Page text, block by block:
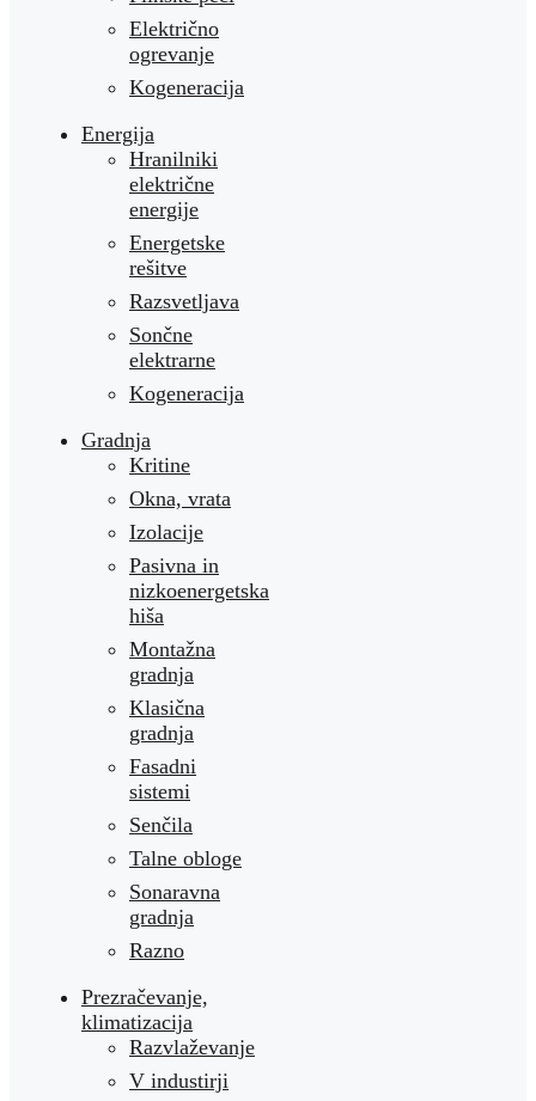
Električno
ogrevanje
Kogeneracija
Energija
Hranilniki
električne
energije
Energetske
rešitve
Razsvetljava
Sončne
elektrarne
Kogeneracija
Gradnja
Kritine
Okna, vrata
Izolacije
Pasivna in
nizkoenergetska
hiša
Montažna
gradnja
Klasična
gradnja
Fasadni
sistemi
Senčila
Talne obloge
Sonaravna
gradnja
Razno
Prezračevanje,
klimatizacija
Razvlaževanje
V industirji